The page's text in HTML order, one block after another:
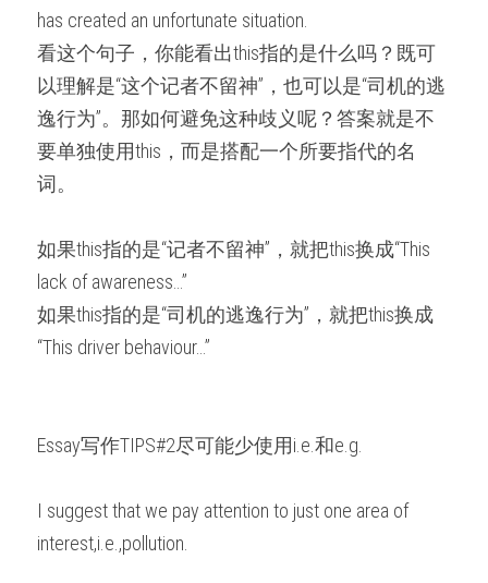
has created an unfortunate situation.
看这个句子，你能看出this指的是什么吗？既可
以理解是“这个记者不留神”，也可以是“司机的逃
逸行为”。那如何避免这种歧义呢？答案就是不
要单独使用this，而是搭配一个所要指代的名
词。
如果this指的是“记者不留神”，就把this换成“This
lack of awareness…”
如果this指的是“司机的逃逸行为”，就把this换成
“This driver behaviour…”
Essay写作TIPS#2尽可能少使用i.e.和e.g.
I suggest that we pay attention to just one area of
interest,i.e.,pollution.